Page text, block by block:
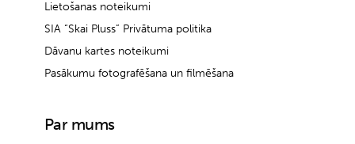
Lietošanas noteikumi
SIA “Skai Pluss” Privātuma politika
Dāvanu kartes noteikumi
Pasākumu fotografēšana un filmēšana
Par mums